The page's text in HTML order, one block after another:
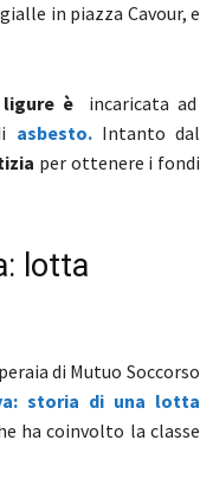
in piazza Cavour, e
ligure èincaricata ad
asbesto.Intanto dal
per ottenere i fondi
lotta
di Mutuo Soccorso
storia di una lotta
ha coinvolto la classe